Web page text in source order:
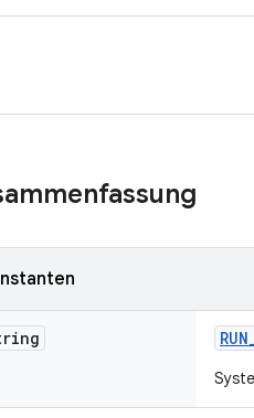
RUN